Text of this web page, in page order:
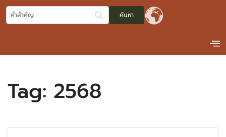
Tag: 2568